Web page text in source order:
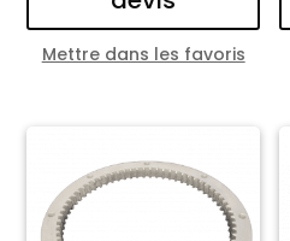
Mettre dans les favoris